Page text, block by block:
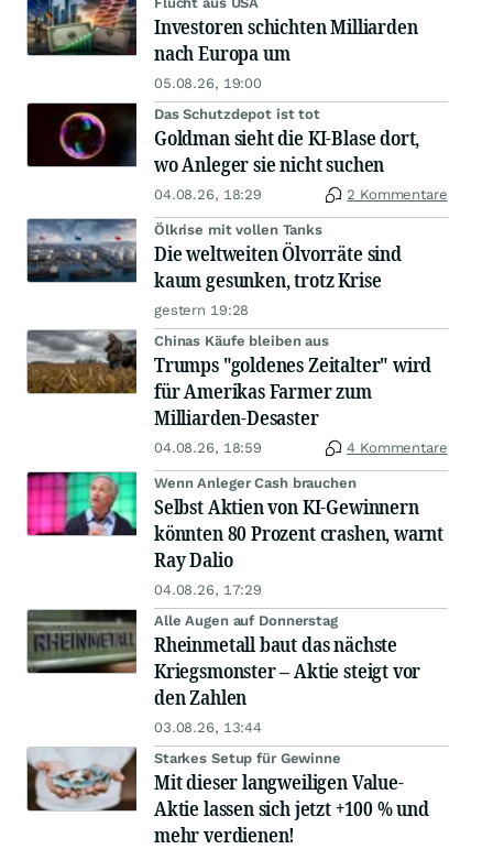
Investoren schichten Milliarden
nach Europa um
05.08.26, 19:00
Das Schutzdepot ist tot
Goldman sieht die KI-Blase dort,
wo Anleger sie nicht suchen
04.08.26, 18:29 2 Kommentare
Ölkrise mit vollen Tanks
Die weltweiten Ölvorräte sind
kaum gesunken, trotz Krise
gestern 19:28
Chinas Käufe bleiben aus
Trumps "goldenes Zeitalter" wird
für Amerikas Farmer zum
Milliarden-Desaster
04.08.26, 18:59 4 Kommentare
Wenn Anleger Cash brauchen
Selbst Aktien von KI-Gewinnern
könnten 80 Prozent crashen, warnt
Ray Dalio
04.08.26, 17:29
Alle Augen auf Donnerstag
Rheinmetall baut das nächste
Kriegsmonster – Aktie steigt vor
den Zahlen
03.08.26, 13:44
Starkes Setup für Gewinne
Mit dieser langweiligen Value-
Aktie lassen sich jetzt +100 % und
mehr verdienen!